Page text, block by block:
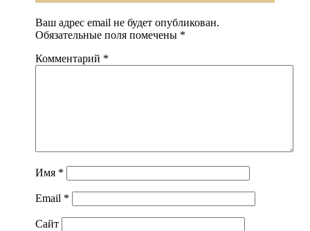
Ваш адрес email не будет опубликован.
Обязательные поля помечены *
Комментарий *
Имя *
Email *
Сайт